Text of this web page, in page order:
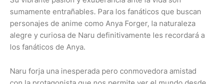
sumamente entrañables. Para los fanáticos que buscan
personajes de anime como Anya Forger, la naturaleza
alegre y curiosa de Naru definitivamente les recordará a
los fanáticos de Anya.
Naru forja una inesperada pero conmovedora amistad